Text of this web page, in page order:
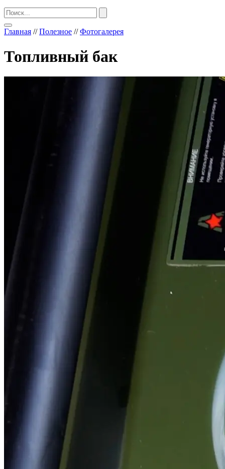
Главная //Полезное //Фотогалерея
Топливный бак